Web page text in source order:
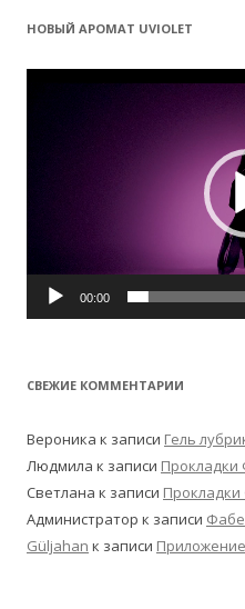
НОВЫЙ АРОМАТ UVIOLET
Видеоплеер
00:00
СВЕЖИЕ КОММЕНТАРИИ
Вероника к записи Гель
Людмила к записи Прокладки
Светлана к записи
Администратор к записи
Güljahan к записи